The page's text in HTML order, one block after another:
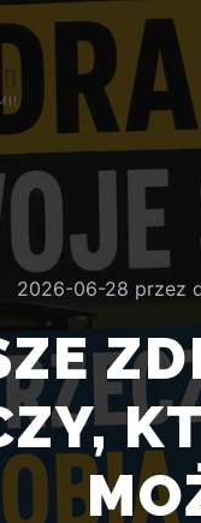
2026-06-28 przez